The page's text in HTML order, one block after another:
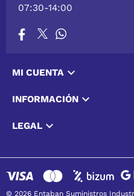
07:30-14:00
MI CUENTA 
INFORMACIÓN 
LEGAL 
© 2026 Entaban Suministros